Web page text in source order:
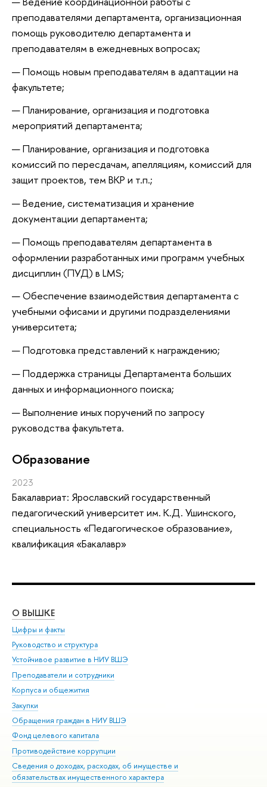
преподавателями департамента, организационная
помощь руководителю департамента и
преподавателям в ежедневных вопросах;
Помощь новым преподавателям в адаптации на
факультете;
Планирование, организация и подготовка
мероприятий департамента;
Планирование, организация и подготовка
комиссий по пересдачам, апелляциям, комиссий для
защит проектов, тем ВКР и т.п.;
Ведение, систематизация и хранение
документации департамента;
Помощь преподавателям департамента в
оформлении разработанных ими программ учебных
дисциплин (ПУД) в LMS;
Обеспечение взаимодействия департамента с
учебными офисами и другими подразделениями
университета;
Подготовка представлений к награждению;
Поддержка страницы Департамента больших
данных и информационного поиска;
Выполнение иных поручений по запросу
руководства факультета.
Oбразование
2023
Бакалавриат: Ярославский государственный
педагогический университет им. К.Д. Ушинского,
специальность «Педагогическое образование»,
квалификация «Бакалавр»
О ВЫШКЕ
Цифры и факты
Руководство и структура
Устойчивое развитие в НИУ ВШЭ
Преподаватели и сотрудники
Корпуса и общежития
Закупки
Обращения граждан в НИУ ВШЭ
Фонд целевого капитала
Противодействие коррупции
Сведения о доходах, расходах, об имуществе и
обязательствах имущественного характера